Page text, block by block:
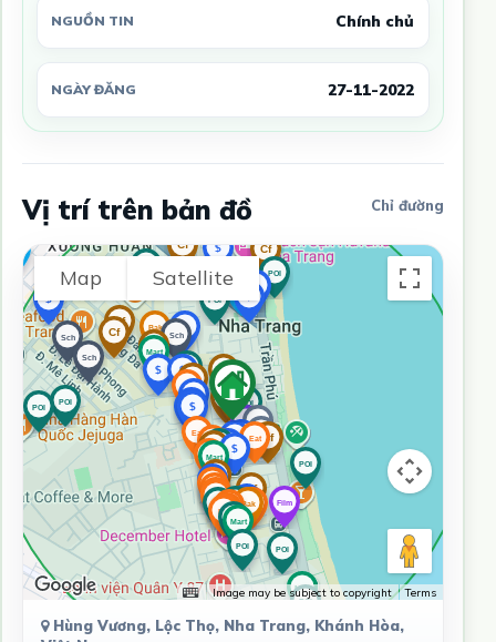
NGUỒN TIN Chính chủ
NGÀY ĐĂNG 27-11-2022
Vị trí trên bản đồ Chỉ đường
Map Satellite
Image may be subject to copyright Terms
Hùng Vương, Lộc Thọ, Nha Trang, Khánh Hòa,